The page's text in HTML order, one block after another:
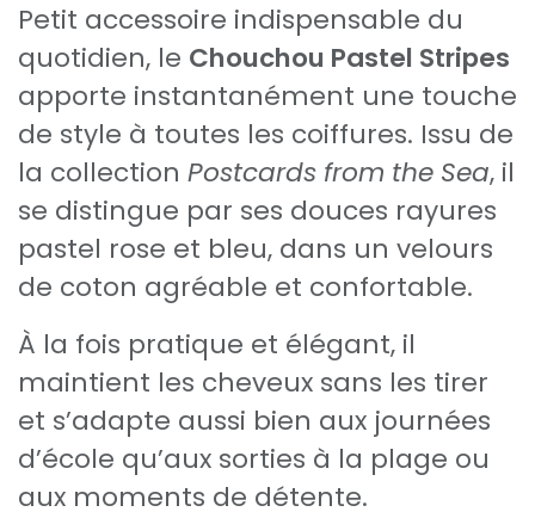
Petit accessoire indispensable du
quotidien, le Chouchou Pastel Stripes
apporte instantanément une touche
de style à toutes les coiffures. Issu de
la collection Postcards from the Sea, il
se distingue par ses douces rayures
pastel rose et bleu, dans un velours
de coton agréable et confortable.
À la fois pratique et élégant, il
maintient les cheveux sans les tirer
et s’adapte aussi bien aux journées
d’école qu’aux sorties à la plage ou
aux moments de détente.